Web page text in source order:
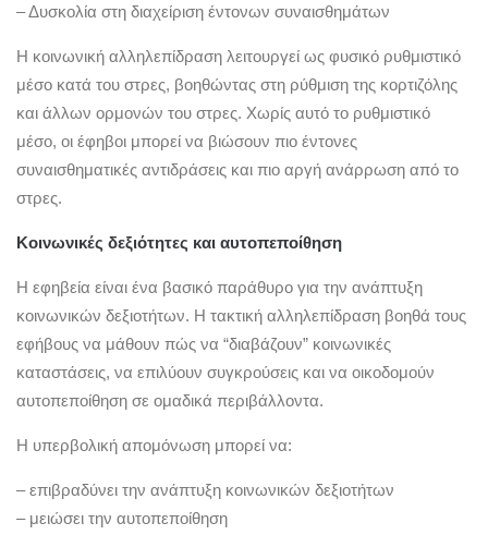
– Δυσκολία στη διαχείριση έντονων συναισθημάτων
Η κοινωνική αλληλεπίδραση λειτουργεί ως φυσικό ρυθμιστικό
μέσο κατά του στρες, βοηθώντας στη ρύθμιση της κορτιζόλης
και άλλων ορμονών του στρες. Χωρίς αυτό το ρυθμιστικό
μέσο, οι έφηβοι μπορεί να βιώσουν πιο έντονες
συναισθηματικές αντιδράσεις και πιο αργή ανάρρωση από το
στρες.
Κοινωνικές δεξιότητες και αυτοπεποίθηση
Η εφηβεία είναι ένα βασικό παράθυρο για την ανάπτυξη
κοινωνικών δεξιοτήτων. Η τακτική αλληλεπίδραση βοηθά τους
εφήβους να μάθουν πώς να “διαβάζουν” κοινωνικές
καταστάσεις, να επιλύουν συγκρούσεις και να οικοδομούν
αυτοπεποίθηση σε ομαδικά περιβάλλοντα.
Η υπερβολική απομόνωση μπορεί να:
– επιβραδύνει την ανάπτυξη κοινωνικών δεξιοτήτων
– μειώσει την αυτοπεποίθηση